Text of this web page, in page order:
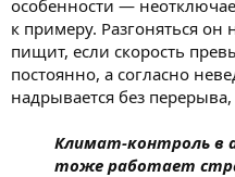
особенности —
к примеру. Разгоняться
пищит, если скорость
постоянно, а согласно
надрывается без
Климат-контроль в
тоже работает